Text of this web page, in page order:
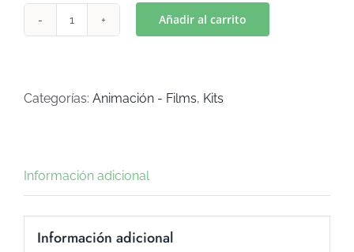
136)
Añadir al carrito
Categorías: Animación - Films, Kits
Información adicional
Información adicional